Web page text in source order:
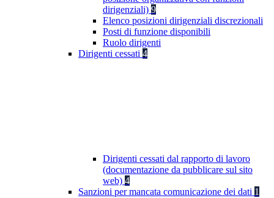
dirigenziali) 9
Elenco posizioni dirigenziali discrezionali
Posti di funzione disponibili
Ruolo dirigenti
Dirigenti cessati 4
Dirigenti cessati dal rapporto di lavoro
(documentazione da pubblicare sul sito
web) 4
Sanzioni per mancata comunicazione dei dati 1